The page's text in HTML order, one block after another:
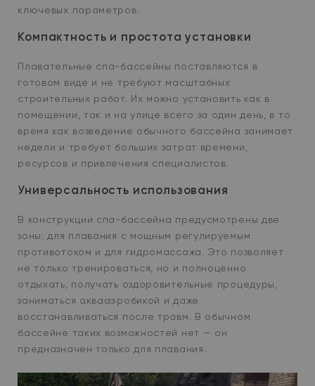
ключевых параметров.
Компактность и простота установки
Плавательные спа-бассейны поставляются в
готовом виде и не требуют масштабных
строительных работ. Их можно установить как в
помещении, так и на улице всего за один день, в то
время как возведение обычного бассейна занимает
недели и требует больших затрат времени,
ресурсов и привлечения специалистов.
Универсальность использования
В конструкции спа-бассейна предусмотрены две
зоны: для плавания с мощным регулируемым
противотоком и для гидромассажа. Это позволяет
не только тренироваться, но и полноценно
отдыхать, получать оздоровительные процедуры,
заниматься аквааэробикой и даже
восстанавливаться после травм. В обычном
бассейне таких возможностей нет — он
предназначен только для плавания.